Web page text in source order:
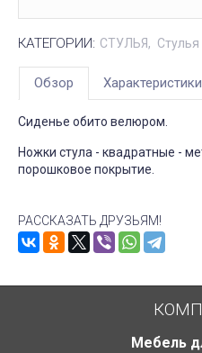
КАТЕГОРИИ: СТУЛЬЯ
Обзор Характеристики
Сиденье обито велюром.
Ножки стула - квадратные -
порошковое покрытие.
РАССКАЗАТЬ ДРУЗЬЯМ!
Мебель